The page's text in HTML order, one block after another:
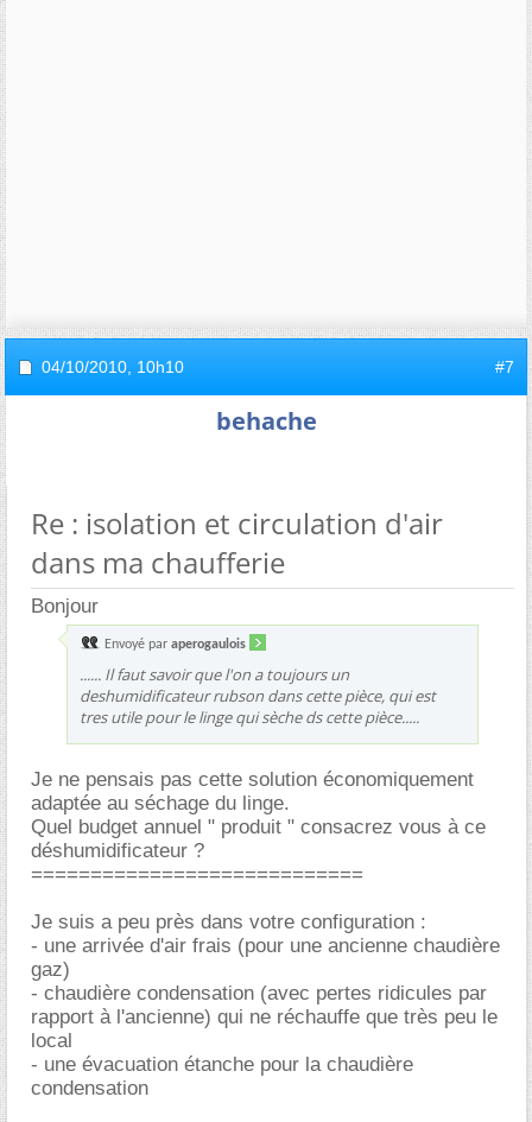
04/10/2010, 10h10 #7
behache
Re : isolation et circulation d'air
dans ma chaufferie
Bonjour
Envoyé par aperogaulois
...... Il faut savoir que l'on a toujours un
deshumidificateur rubson dans cette pièce, qui est
tres utile pour le linge qui sèche ds cette pièce.....
Je ne pensais pas cette solution économiquement
adaptée au séchage du linge.
Quel budget annuel " produit " consacrez vous à ce
déshumidificateur ?
============================
Je suis a peu près dans votre configuration :
- une arrivée d'air frais (pour une ancienne chaudière
gaz)
- chaudière condensation (avec pertes ridicules par
rapport à l'ancienne) qui ne réchauffe que très peu le
local
- une évacuation étanche pour la chaudière
condensation